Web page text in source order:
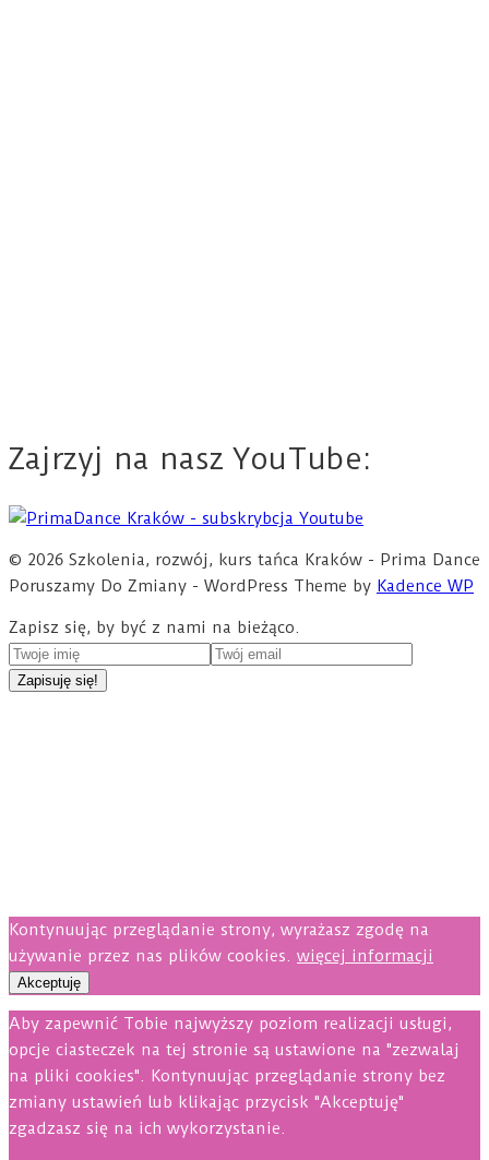
Zajrzyj na nasz YouTube:
© 2026 Szkolenia, rozwój, kurs tańca Kraków - Prima Dance
Poruszamy Do Zmiany - WordPress Theme by Kadence WP
Zapisz się, by być z nami na bieżąco.
Kontynuując przeglądanie strony, wyrażasz zgodę na
używanie przez nas plików cookies. więcej informacji
Akceptuję
Aby zapewnić Tobie najwyższy poziom realizacji usługi,
opcje ciasteczek na tej stronie są ustawione na "zezwalaj
na pliki cookies". Kontynuując przeglądanie strony bez
zmiany ustawień lub klikając przycisk "Akceptuję"
zgadzasz się na ich wykorzystanie.